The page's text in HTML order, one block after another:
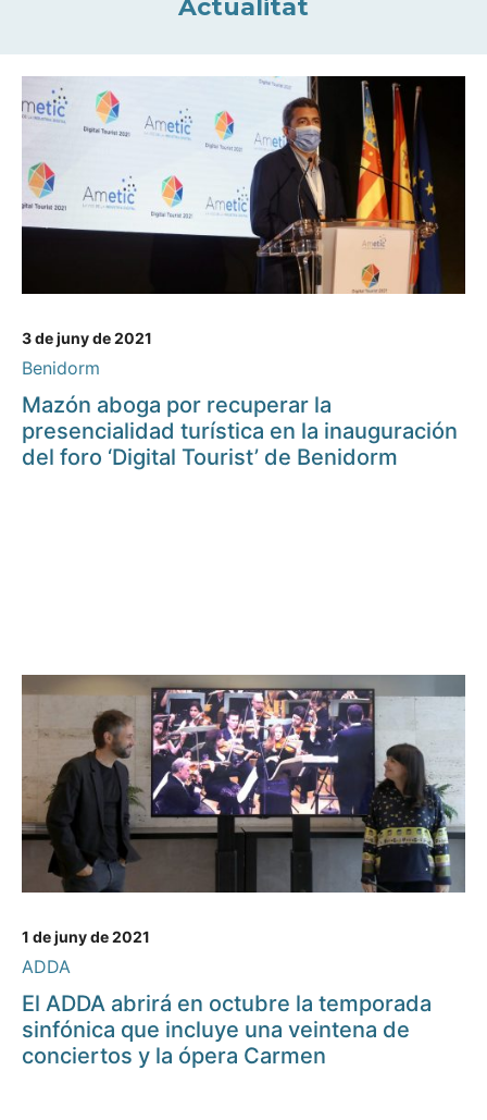
Actualitat
3 de juny de 2021
Benidorm
Mazón aboga por recuperar la
presencialidad turística en la inauguración
del foro ‘Digital Tourist’ de Benidorm
1 de juny de 2021
ADDA
El ADDA abrirá en octubre la temporada
sinfónica que incluye una veintena de
conciertos y la ópera Carmen